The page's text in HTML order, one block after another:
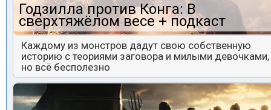
Годзилла против Конга: В
сверхтяжёлом весе + подкаст
Каждому из монстров дадут свою собственную
историю с теориями заговора и милыми девочками,
но всё бесполезно